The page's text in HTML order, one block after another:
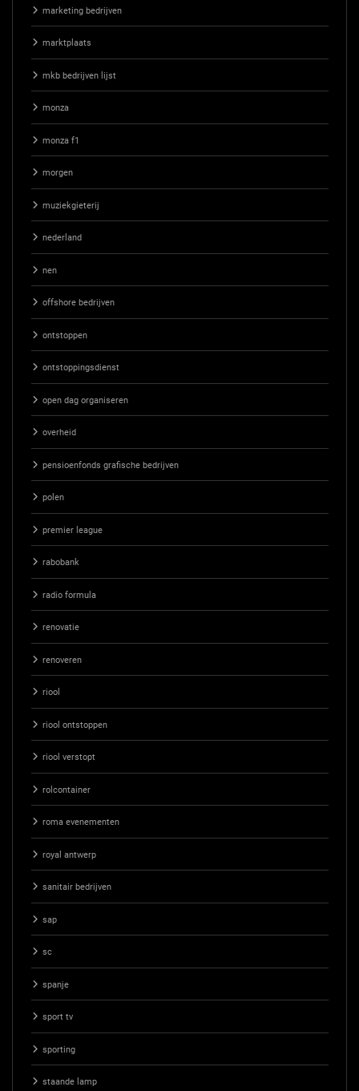
marketing bedrijven
marktplaats
mkb bedrijven lijst
monza
monza f1
morgen
muziekgieterij
nederland
nen
offshore bedrijven
ontstoppen
ontstoppingsdienst
open dag organiseren
overheid
pensioenfonds grafische bedrijven
polen
premier league
rabobank
radio formula
renovatie
renoveren
riool
riool ontstoppen
riool verstopt
rolcontainer
roma evenementen
royal antwerp
sanitair bedrijven
sap
sc
spanje
sport tv
sporting
staande lamp